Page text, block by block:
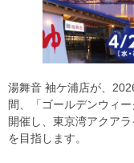
湯舞音 袖ケ浦店が、
間、「ゴールデンウィ
開催し、東京湾アクア
を目指します。